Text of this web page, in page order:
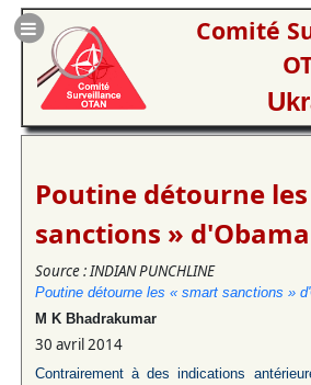
Comité
Poutine détourne
sanctions » d'Obama
Source : INDIAN PUNCHLINE
Poutine détourne les « smart sanctions »
M K Bhadrakumar
30 avril 2014
Contrairement à des indications